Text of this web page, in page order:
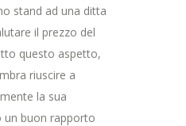
stand ad una ditta
il prezzo del
questo aspetto,
riuscire a
la sua
un buon rapporto